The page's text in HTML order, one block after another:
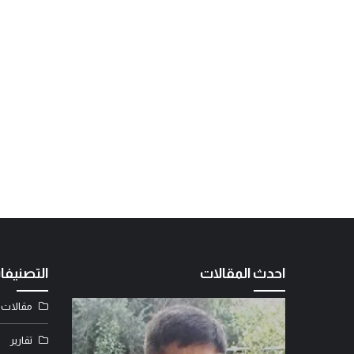
احدث المقالات
مقالات
تقارير